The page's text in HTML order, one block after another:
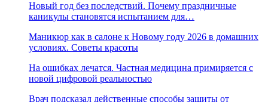
Новый год без последствий. Почему праздничные
каникулы становятся испытанием для…
Маникюр как в салоне к Новому году 2026 в домашних
условиях. Советы красоты
На ошибках лечатся. Частная медицина примиряется с
новой цифровой реальностью
Врач подсказал действенные способы защиты от